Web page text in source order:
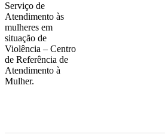
Serviço de
Atendimento às
mulheres em
situação de
Violência – Centro
de Referência de
Atendimento à
Mulher.